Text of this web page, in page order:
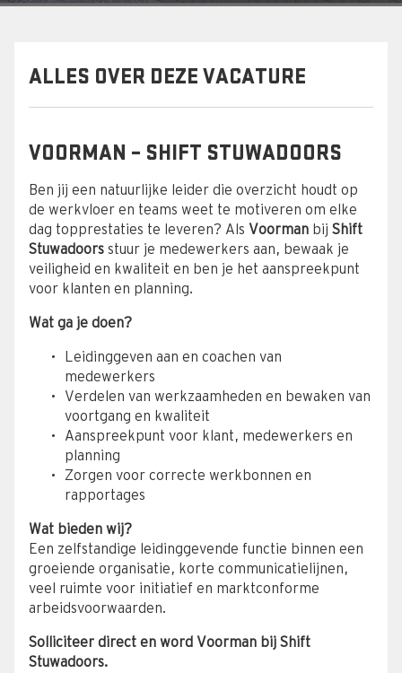
ALLES OVER DEZE VACATURE
VOORMAN – SHIFT STUWADOORS
Ben jij een natuurlijke leider die overzicht houdt op
de werkvloer en teams weet te motiveren om elke
dag topprestaties te leveren? Als Voorman bij Shift
Stuwadoors stuur je medewerkers aan, bewaak je
veiligheid en kwaliteit en ben je het aanspreekpunt
voor klanten en planning.
Wat ga je doen?
Leidinggeven aan en coachen van
medewerkers
Verdelen van werkzaamheden en bewaken van
voortgang en kwaliteit
Aanspreekpunt voor klant, medewerkers en
planning
Zorgen voor correcte werkbonnen en
rapportages
Wat bieden wij?
Een zelfstandige leidinggevende functie binnen een
groeiende organisatie, korte communicatielijnen,
veel ruimte voor initiatief en marktconforme
arbeidsvoorwaarden.
Solliciteer direct en word Voorman bij Shift
Stuwadoors.